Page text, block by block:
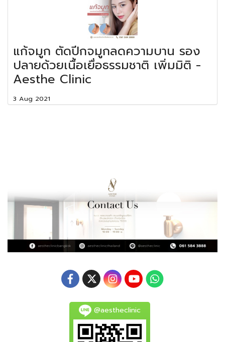
แก้จมูก ตัดปีกจมูกลดความบาน รอง
ปลายด้วยเนื้อเยื่อธรรมชาติ เพิ่มมิติ -
Aesthe Clinic
3 Aug 2021
@aestheclinic